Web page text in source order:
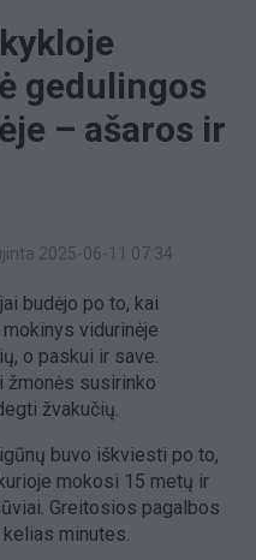
gedulingos
– ašaros ir
2025-06-11 07:34
budėjo po to, kai
vidurinėje
o paskui ir save.
žmonės susirinko
žvakučių.
buvo iškviesti po to,
mokosi 15 metų ir
Greitosios pagalbos
minutes.